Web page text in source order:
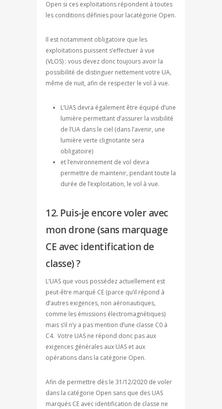
Open si ces exploitations répondent à toutes
les conditions définies pour lacatégorie Open.
Il est notamment obligatoire que les
exploitations puissent s’effectuer à vue
(VLOS) : vous devez donc toujours avoir la
possibilité de distinguer nettement votre UA,
même de nuit, afin de respecter le vol à vue.
L’UAS devra également être équipé d’une
lumière permettant d’assurer la visibilité
de l’UA dans le ciel (dans l’avenir, une
lumière verte clignotante sera
obligatoire)
et l’environnement de vol devra
permettre de maintenir, pendant toute la
durée de l’exploitation, le vol à vue.
12. Puis-je encore voler avec
mon drone (sans marquage
CE avec identification de
classe) ?
L’UAS que vous possédez actuellement est
peut-être marqué CE (parce qu’il répond à
d’autres exigences, non aéronautiques,
comme les émissions électromagnétiques)
mais s’il n’y a pas mention d’une classe C0 à
C4. Votre UAS ne répond donc pas aux
exigences générales aux UAS et aux
opérations dans la catégorie Open.
Afin de permettre dès le 31/12/2020 de voler
dans la catégorie Open sans que des UAS
marqués CE avec identification de classe ne